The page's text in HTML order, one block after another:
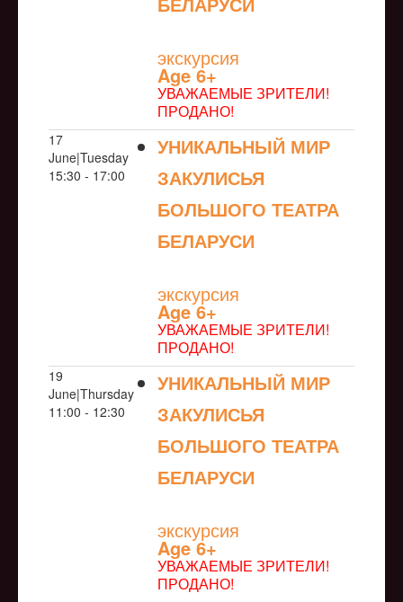
экскурсия
Age 6+
УВАЖАЕМЫЕ ЗРИТЕЛИ!
ПРОДАНО!
17
June|Tuesday
15:30 - 17:00
УНИКАЛЬНЫЙ МИР
ЗАКУЛИСЬЯ
БОЛЬШОГО ТЕАТРА
БЕЛАРУСИ
экскурсия
Age 6+
УВАЖАЕМЫЕ ЗРИТЕЛИ!
ПРОДАНО!
19
June|Thursday
11:00 - 12:30
УНИКАЛЬНЫЙ МИР
ЗАКУЛИСЬЯ
БОЛЬШОГО ТЕАТРА
БЕЛАРУСИ
экскурсия
Age 6+
УВАЖАЕМЫЕ ЗРИТЕЛИ!
ПРОДАНО!